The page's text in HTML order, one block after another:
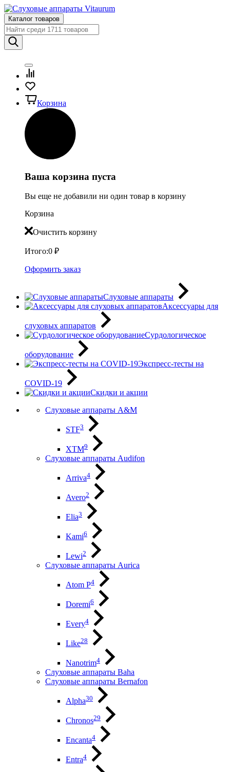
Каталог товаров
Корзина
Ваша корзина пуста
Вы еще не добавили ни один товар в корзину
Корзина
Очистить корзину
Итого:0 ₽
Оформить заказ
Слуховые аппараты
Аксессуары для
слуховых аппаратов
Сурдологическое
оборудование
Экспресс-тесты на
COVID-19
Скидки и акции
Слуховые аппараты A&M
STF3
XTM9
Слуховые аппараты Audifon
Arriva4
Avero2
Elia3
Kami6
Lewi2
Слуховые аппараты Aurica
Atom P4
Doremi6
Every4
Like28
Nanotrim4
Слуховые аппараты Baha
Слуховые аппараты Bernafon
Alpha30
Chronos29
Encanta4
Entra4